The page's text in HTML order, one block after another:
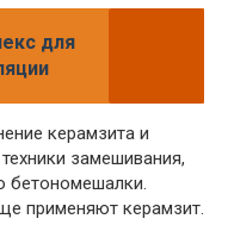
для
керамзита и
замешивания,
бетономешалки.
применяют керамзит.